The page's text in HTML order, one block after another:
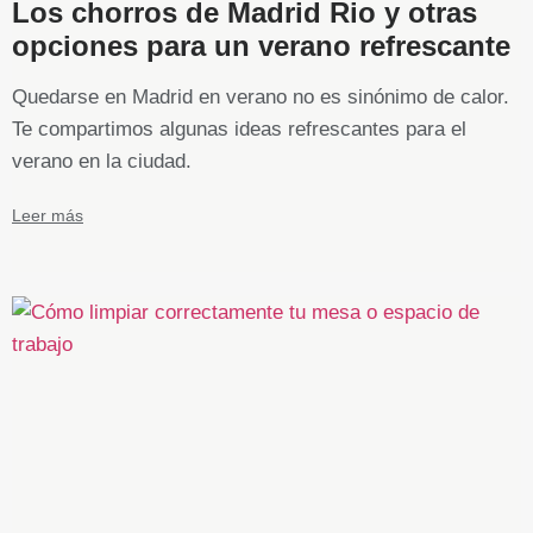
Los chorros de Madrid Rio y otras
opciones para un verano refrescante
Quedarse en Madrid en verano no es sinónimo de calor.
Te compartimos algunas ideas refrescantes para el
verano en la ciudad.
Leer más